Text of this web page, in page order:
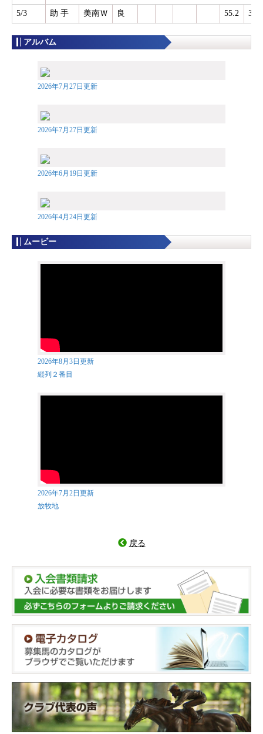
5/3 助 手 美南Ｗ 良 55.2 38.8
アルバム
2026年7月27日更新
2026年7月27日更新
2026年6月19日更新
2026年4月24日更新
ムービー
2026年8月3日更新
縦列２番目
2026年7月2日更新
放牧地
戻る